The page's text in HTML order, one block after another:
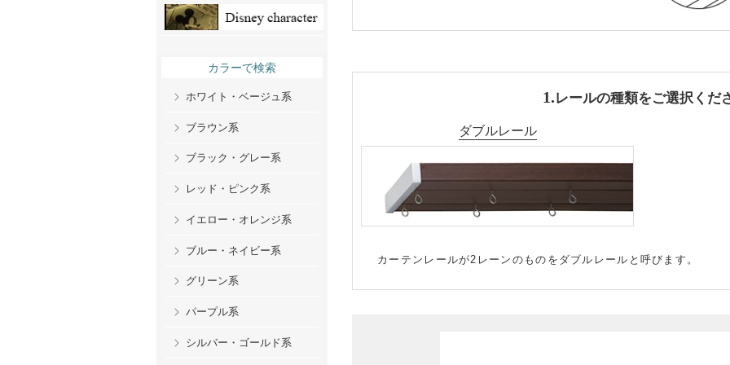
レールの種類をご選択くだ
ダブルレール
カーテンレールが2レーンのものをダブルレールと呼びます。
カラーで検索
ホワイト・ベージュ系
ブラウン系
ブラック・グレー系
レッド・ピンク系
イエロー・オレンジ系
ブルー・ネイビー系
グリーン系
パープル系
シルバー・ゴールド系